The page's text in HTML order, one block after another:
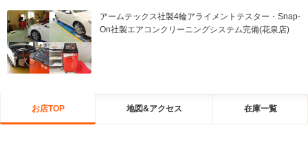
アームテックス社製4輪アライメントテスター・Snap-
On社製エアコンクリーニングシステム完備(花泉店)
お店TOP 地図&アクセス 在庫一覧